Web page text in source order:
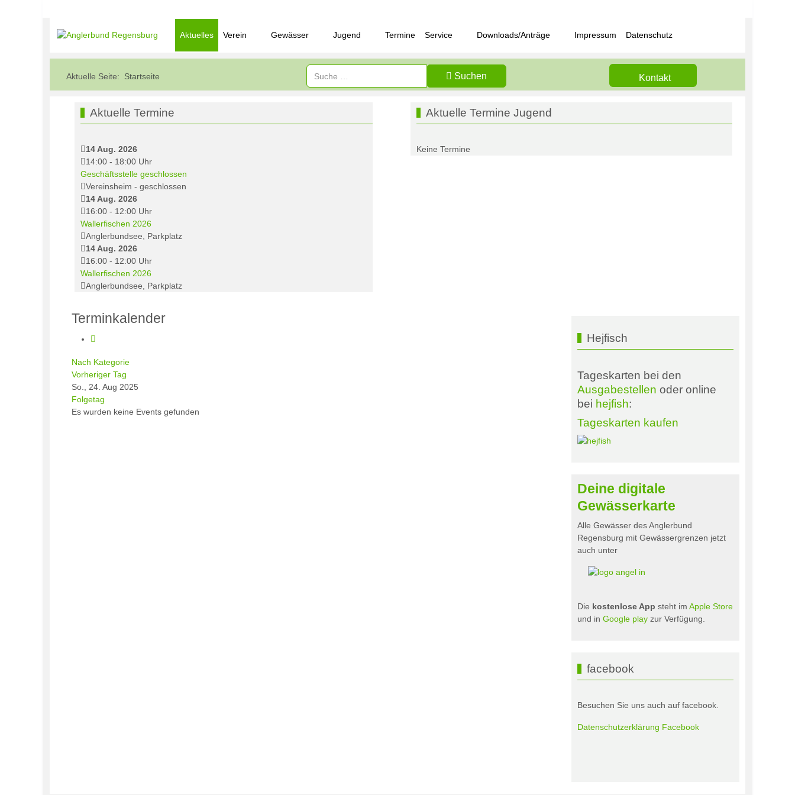
Aktuelles Verein Gewässer Jugend Termine Service Downloads/Anträge Impressum Datenschutz
Aktuelle Seite: Startseite Suchen Kontakt
Aktuelle Termine
14 Aug. 2026
14:00 - 18:00 Uhr
Geschäftsstelle geschlossen
Vereinsheim - geschlossen
14 Aug. 2026
16:00 - 12:00 Uhr
Wallerfischen 2026
Anglerbundsee, Parkplatz
14 Aug. 2026
16:00 - 12:00 Uhr
Wallerfischen 2026
Anglerbundsee, Parkplatz
Aktuelle Termine Jugend
Keine Termine
Terminkalender
Nach Kategorie
Vorheriger Tag
So., 24. Aug 2025
Folgetag
Es wurden keine Events gefunden
Hejfisch
Tageskarten bei den
Ausgabestellen oder online
bei hejfish:
Tageskarten kaufen
Deine digitale
Gewässerkarte
Alle Gewässer des Anglerbund
Regensburg mit Gewässergrenzen jetzt
auch unter
Die kostenlose App steht im Apple Store
und in Google play zur Verfügung.
facebook
Besuchen Sie uns auch auf facebook.
Datenschutzerklärung Facebook